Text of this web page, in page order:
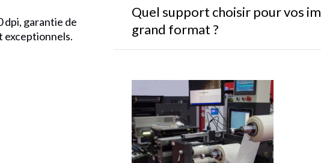
dpi, garantie de
exceptionnels.
Quel support choisir pour vos
grand format ?